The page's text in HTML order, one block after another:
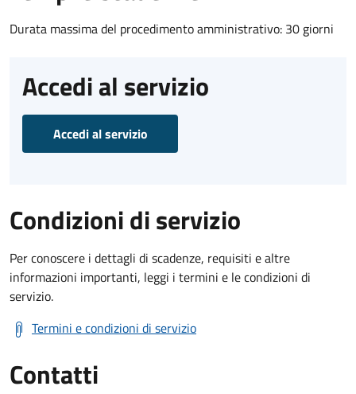
Durata massima del procedimento amministrativo: 30 giorni
Accedi al servizio
Accedi al servizio
Condizioni di servizio
Per conoscere i dettagli di scadenze, requisiti e altre
informazioni importanti, leggi i termini e le condizioni di
servizio.
Termini e condizioni di servizio
Contatti